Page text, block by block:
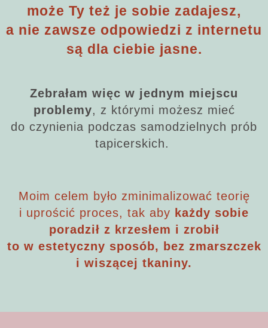
może Ty też je sobie zadajesz,
a nie zawsze odpowiedzi z internetu
są dla ciebie jasne.
Zebrałam więc w jednym miejscu
problemy, z którymi możesz mieć
do czynienia podczas samodzielnych prób
tapicerskich.
Moim celem było zminimalizować teorię
i uprościć proces, tak aby każdy sobie
poradził z krzesłem i zrobił
to w estetyczny sposób, bez zmarszczek
i wiszącej tkaniny.